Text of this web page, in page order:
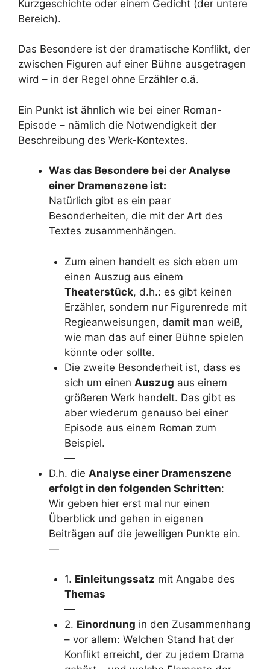
Kurzgeschichte oder einem Gedicht (der untere
Bereich).
Das Besondere ist der dramatische Konflikt, der
zwischen Figuren auf einer Bühne ausgetragen
wird – in der Regel ohne Erzähler o.ä.
Ein Punkt ist ähnlich wie bei einer Roman-
Episode – nämlich die Notwendigkeit der
Beschreibung des Werk-Kontextes.
Was das Besondere bei der Analyse
einer Dramenszene ist:
Natürlich gibt es ein paar
Besonderheiten, die mit der Art des
Textes zusammenhängen.
Zum einen handelt es sich eben um
einen Auszug aus einem
Theaterstück, d.h.: es gibt keinen
Erzähler, sondern nur Figurenrede mit
Regieanweisungen, damit man weiß,
wie man das auf einer Bühne spielen
könnte oder sollte.
Die zweite Besonderheit ist, dass es
sich um einen Auszug aus einem
größeren Werk handelt. Das gibt es
aber wiederum genauso bei einer
Episode aus einem Roman zum
Beispiel.
—
D.h. die Analyse einer Dramenszene
erfolgt in den folgenden Schritten:
Wir geben hier erst mal nur einen
Überblick und gehen in eigenen
Beiträgen auf die jeweiligen Punkte ein.
—
1. Einleitungssatz mit Angabe des
Themas
—
2. Einordnung in den Zusammenhang
– vor allem: Welchen Stand hat der
Konflikt erreicht, der zu jedem Drama